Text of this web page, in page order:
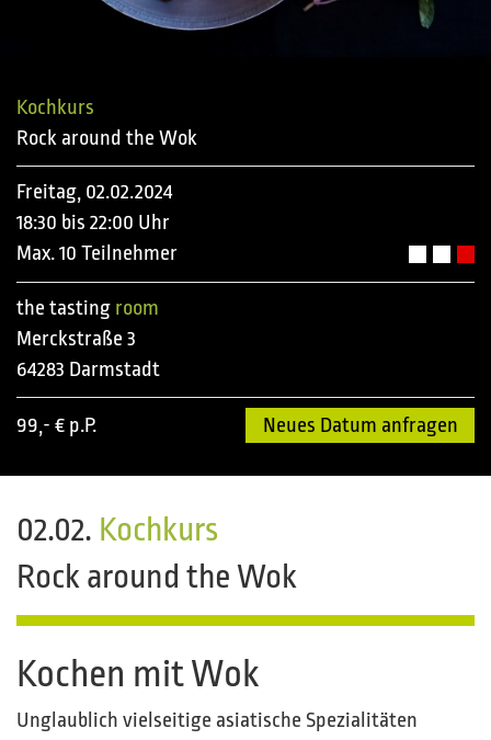
Kochkurs
Rock around the Wok
Freitag, 02.02.2024
18:30 bis 22:00 Uhr
Max. 10 Teilnehmer
the tasting room
Merckstraße 3
64283 Darmstadt
99,- € p.P. Neues Datum anfragen
02.02. Kochkurs
Rock around the Wok
Kochen mit Wok
Unglaublich vielseitige asiatische Spezialitäten